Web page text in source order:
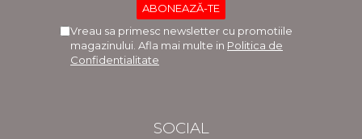
Vreau sa primesc newsletter cu promotiile
magazinului. Afla mai multe in Politica de
Confidentialitate
SOCIAL